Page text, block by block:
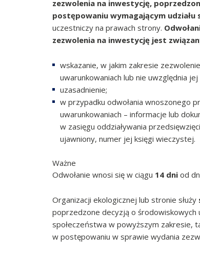
zezwolenia na inwestycję,
postępowaniu wymagającym udziału
uczestniczy na prawach strony.
zezwolenia na inwestycję jest
wskazanie, w jakim zakresie
uwarunkowaniach lub nie uwzględnia
uzasadnienie;
w przypadku odwołania wnoszonego
uwarunkowaniach – informacje lub
w zasięgu oddziaływania
ujawniony, numer jej księgi wieczystej.
Ważne
Odwołanie wnosi się w ciągu 14 dni od
Organizacji ekologicznej lub stronie służy
poprzedzone decyzją o środowiskowych
społeczeństwa w powyższym zakresie,
w postępowaniu w sprawie wydania